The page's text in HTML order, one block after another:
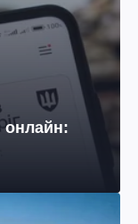
онлайн: